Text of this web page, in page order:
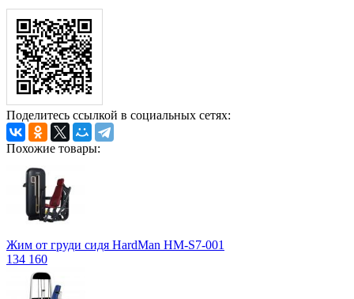
Поделитесь ссылкой в социальных сетях:
Похожие товары:
Жим от груди сидя HardMan HM-S7-001
134 160